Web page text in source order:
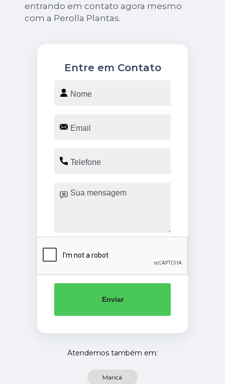
entrando em contato agora mesmo
com a Perolla Plantas.
Entre em Contato
Enviar
Atendemos também em:
Maricá